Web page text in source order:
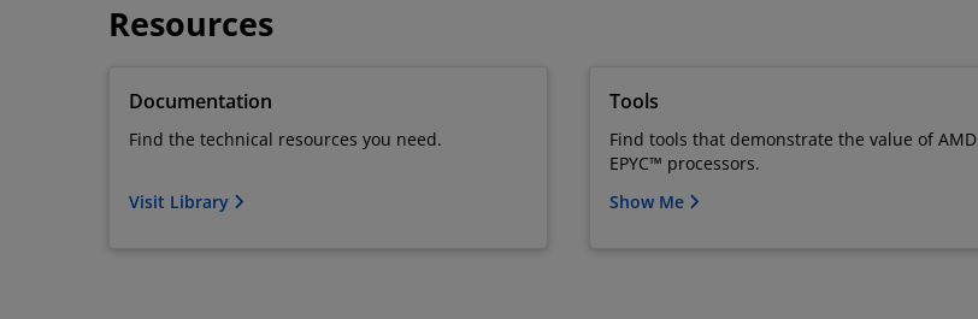
Resources
Documentation
Find the technical resources you need.
Visit Library
Tools
Find tools that demonstrate the value of AMD
EPYC™ processors.
Show Me